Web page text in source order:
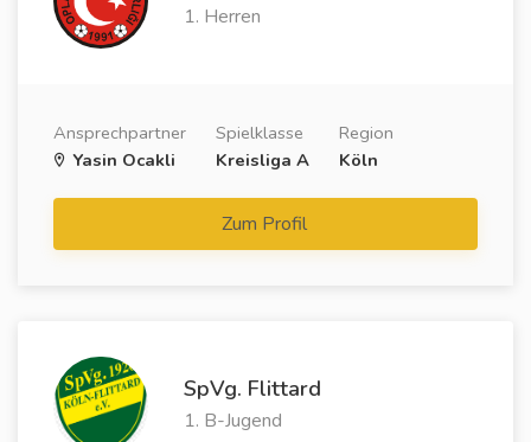
1. Herren
Ansprechpartner
Yasin Ocakli
Spielklasse
Kreisliga A
Region
Köln
Zum Profil
SpVg. Flittard
1. B-Jugend